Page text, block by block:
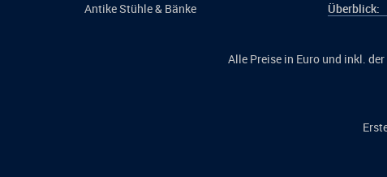
Antike Stühle & Bänke
Überblick:
Alle Preise in Euro und inkl.